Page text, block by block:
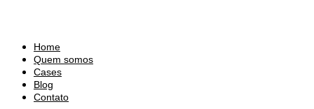
Home
Quem somos
Cases
Blog
Contato